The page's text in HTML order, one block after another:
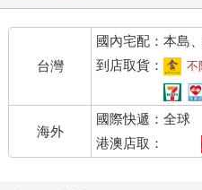
台灣
國內宅配：本島
到店取貨：
不
海外
國際快遞：全球
港澳店取：